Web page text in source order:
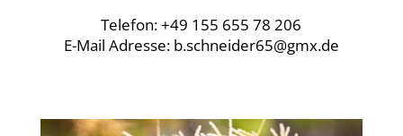
Telefon:+49 155 655 78 206
E-Mail Adresse: b.schneider65@gmx.de